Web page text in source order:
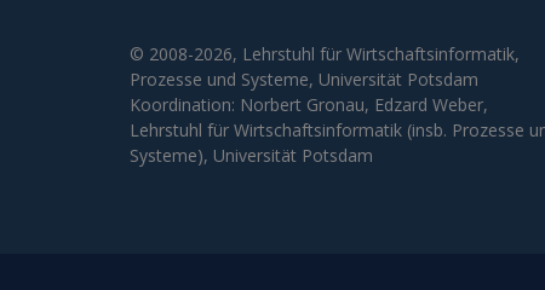
© 2008-2026, Lehrstuhl für Wirtschaftsinformatik,
Prozesse und Systeme, Universität Potsdam
Koordination: Norbert Gronau, Edzard Weber,
Lehrstuhl für Wirtschaftsinformatik (insb. Prozesse
Systeme), Universität Potsdam